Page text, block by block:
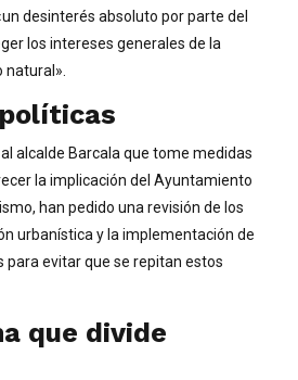
desinterés absoluto por parte del
los intereses generales de la
alcalde Barcala que tome medidas
la implicación del Ayuntamiento
han pedido una revisión de los
urbanística y la implementación de
para evitar que se repitan estos
que divide